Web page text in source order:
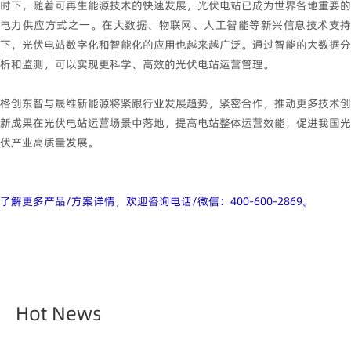
时下，随着可再生能源技术的快速发展，光伏电站已成为世界各地重要的
电力供应方式之一。在大数据、物联网、人工智能等新兴信息技术支持
下，光伏电站数字化和智能化的应用也越来越广泛。通过智能的大数据分
析和监测，可以实现更科学、高效的光伏电站运营管理。
格创东智与晟维新能源将紧跟行业发展趋势，紧密合作，推动更多技术创
新成果在光伏电站运营场景中落地，提高电站整体运营效能，促进我国光
伏产业高质量发展。
了解更多产品/方案详情，欢迎咨询电话/微信：400-600-2869。
Hot News